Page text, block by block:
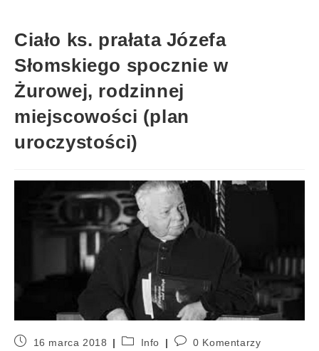
Ciało ks. prałata Józefa
Słomskiego spocznie w
Żurowej, rodzinnej
miejscowości (plan
uroczystości)
16 marca 2018 Info 0 Komentarzy